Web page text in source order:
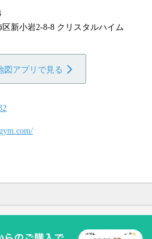
新小岩2-8-8 クリスタルハイム
図アプリで見る